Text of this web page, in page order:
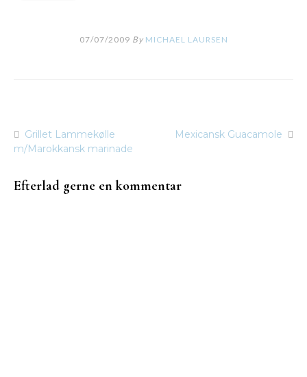
07/07/2009 By MICHAEL LAURSEN
Indlægsnavigation
Grillet Lammekølle
m/Marokkansk marinade
Mexicansk Guacamole
Efterlad gerne en kommentar